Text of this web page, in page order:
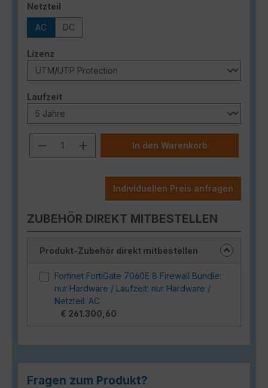
Netzteil
AC DC
Lizenz
Laufzeitauswählen
Produkt Anzahl: Gib den
In den Warenkorb
Individuellen Preis anfragen
ZUBEHÖR DIREKT MITBESTELLEN
Produkt-Zubehör direkt mitbestellen
Fortinet FortiGate 7060E 8 Firewall Bundle:
nur Hardware / Laufzeit: nur Hardware /
Netzteil: AC
€ 261.300,60
Fragen zum Produkt?